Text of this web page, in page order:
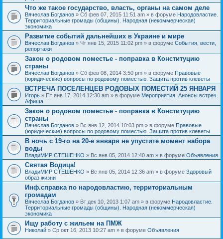
Что же такое государство, власть, органы на самом деле
Вячеслав Богданов » Сб фев 07, 2015 11:51 am » в форуме Народовластие.
Территориальные громады (общины). Народная (некоммерческая)
экономика
Развитие событий дальнейших в Украине и мире
Вячеслав Богданов » Чт янв 15, 2015 11:02 pm » в форуме События, вести,
репортажи
Закон о родовом поместье - поправка в Конституцию
страны
Вячеслав Богданов » Сб фев 08, 2014 3:50 pm » в форуме Правовые
(юридические) вопросы по родовому поместью. Защита против клеветы
ВСТРЕЧА ПОСЕЛЕНЦЕВ РОДОВЫХ ПОМЕСТИЙ 25 ЯНВАРЯ
Игорь » Пт янв 17, 2014 12:30 am » в форуме Мероприятия. Анонсы встреч.
Афиша
Закон о родовом поместье - поправка в Конституцию
страны
Вячеслав Богданов » Вс янв 12, 2014 10:03 pm » в форуме Правовые
(юридические) вопросы по родовому поместью. Защита против клеветы
В ночь с 19-го на 20-е января не упустите момент набора
воды
ВладиМИР СТЕШЕНКО » Вс янв 05, 2014 12:40 am » в форуме Объявления
Святая Водица!
ВладиМИР СТЕШЕНКО » Вс янв 05, 2014 12:36 am » в форуме Здоровый
образ жизни
Инф.справка по народовластию, территориальным
громадам
Вячеслав Богданов » Вт дек 10, 2013 1:07 am » в форуме Народовластие.
Территориальные громады (общины). Народная (некоммерческая)
экономика
Ищу работу с жильем на ПМЖ
Николай » Ср окт 16, 2013 10:27 am » в форуме Объявления